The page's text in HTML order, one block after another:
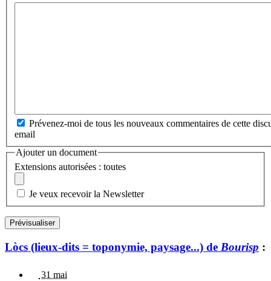
Prévenez-moi de tous les nouveaux commentaires de cette
email
Ajouter un document
Extensions autorisées : toutes
Je veux recevoir la Newsletter
Lòcs (lieux-dits = toponymie, paysage...) de Bourisp :
31 mai